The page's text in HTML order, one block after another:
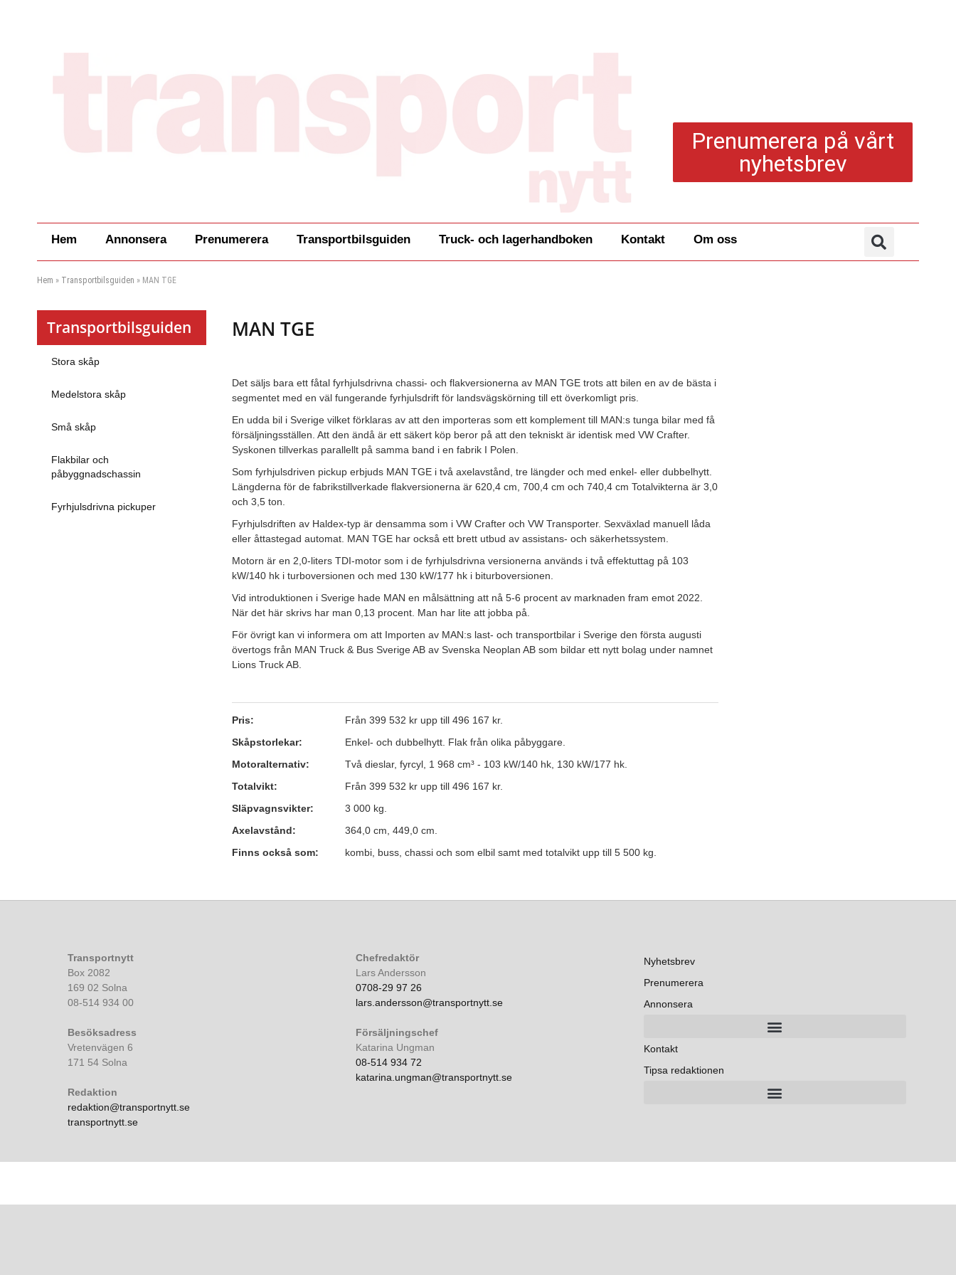
Prenumerera på vårt
nyhetsbrev
Hem Annonsera Prenumerera Transportbilsguiden Truck- och lagerhandboken Kontakt Om oss
Hem » Transportbilsguiden » MAN TGE
Transportbilsguiden
Stora skåp
Medelstora skåp
Små skåp
Flakbilar och
påbyggnadschassin
Fyrhjulsdrivna pickuper
MAN TGE
Det säljs bara ett fåtal fyrhjulsdrivna chassi- och flakversionerna av MAN TGE trots att bilen en av de bästa i
segmentet med en väl fungerande fyrhjulsdrift för landsvägskörning till ett överkomligt pris.
En udda bil i Sverige vilket förklaras av att den importeras som ett komplement till MAN:s tunga bilar med få
försäljningsställen. Att den ändå är ett säkert köp beror på att den tekniskt är identisk med VW Crafter.
Syskonen tillverkas parallellt på samma band i en fabrik I Polen.
Som fyrhjulsdriven pickup erbjuds MAN TGE i två axelavstånd, tre längder och med enkel- eller dubbelhytt.
Längderna för de fabrikstillverkade flakversionerna är 620,4 cm, 700,4 cm och 740,4 cm Totalvikterna är 3,0
och 3,5 ton.
Fyrhjulsdriften av Haldex-typ är densamma som i VW Crafter och VW Transporter. Sexväxlad manuell låda
eller åttastegad automat. MAN TGE har också ett brett utbud av assistans- och säkerhetssystem.
Motorn är en 2,0-liters TDI-motor som i de fyrhjulsdrivna versionerna används i två effektuttag på 103
kW/140 hk i turboversionen och med 130 kW/177 hk i biturboversionen.
Vid introduktionen i Sverige hade MAN en målsättning att nå 5-6 procent av marknaden fram emot 2022.
När det här skrivs har man 0,13 procent. Man har lite att jobba på.
För övrigt kan vi informera om att Importen av MAN:s last- och transportbilar i Sverige den första augusti
övertogs från MAN Truck & Bus Sverige AB av Svenska Neoplan AB som bildar ett nytt bolag under namnet
Lions Truck AB.
Pris:
Från 399 532 kr upp till 496 167 kr.
Skåpstorlekar:
Enkel- och dubbelhytt. Flak från olika påbyggare.
Motoralternativ:
Två dieslar, fyrcyl, 1 968 cm³ - 103 kW/140 hk, 130 kW/177 hk.
Totalvikt:
Från 399 532 kr upp till 496 167 kr.
Släpvagnsvikter:
3 000 kg.
Axelavstånd:
364,0 cm, 449,0 cm.
Finns också som:
kombi, buss, chassi och som elbil samt med totalvikt upp till 5 500 kg.
Transportnytt
Box 2082
169 02 Solna
08-514 934 00
Besöksadress
Vretenvägen 6
171 54 Solna
Redaktion
redaktion@transportnytt.se
transportnytt.se
Chefredaktör
Lars Andersson
0708-29 97 26
lars.andersson@transportnytt.se
Försäljningschef
Katarina Ungman
08-514 934 72
katarina.ungman@transportnytt.se
Nyhetsbrev
Prenumerera
Annonsera
Kontakt
Tipsa redaktionen